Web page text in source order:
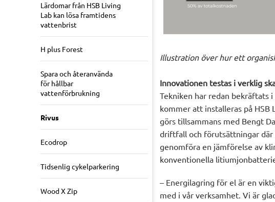
Lärdomar från HSB Living
Lab kan lösa framtidens
vattenbrist
H plus Forest
Spara och återanvända
för hållbar
vattenförbrukning
Rivus
Ecodrop
Tidsenlig cykelparkering
Wood X Zip
Illustration över hur ett
Innovationen testas i verklig
Tekniken har redan bekräftats
kommer att installeras på
görs tillsammans med Bengt
driftfall och förutsättningar
genomföra en jämförelse av
konventionella
– Energilagring för el är en
med i vår verksamhet. Vi är